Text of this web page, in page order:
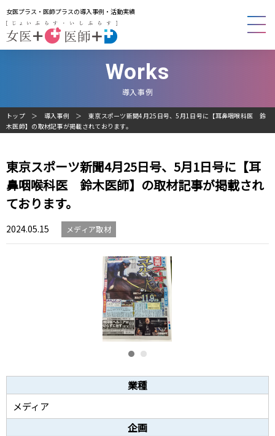
女医プラス・医師プラスの導入事例・活動実績
Works
導入事例
トップ 導入事例
東京スポーツ新聞4月25日号、5月1日号に【耳鼻咽喉科医 鈴
木医師】の取材記事が掲載されております。
東京スポーツ新聞4月25日号、5月1日号に【耳
鼻咽喉科医 鈴木医師】の取材記事が掲載され
ております。
2024.05.15 メディア取材
業種
メディア
企画